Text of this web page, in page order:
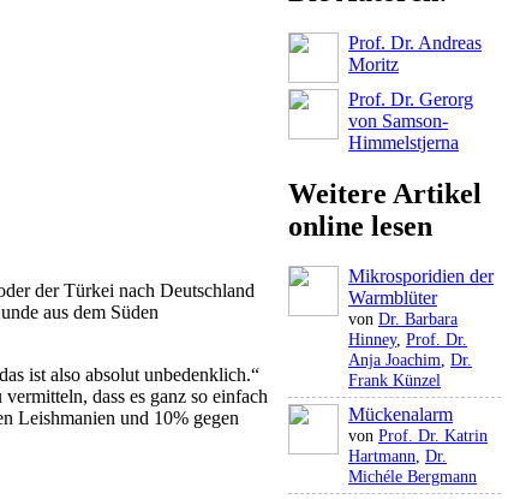
der Türkei nach Deutschland
aus dem Süden
ist also absolut unbedenklich.“
dass es ganz so einfach
Leishmanien und 10% gegen
Prof. Dr. Andreas
Moritz
Prof. Dr. Gerorg
von Samson-
Himmelstjerna
Weitere Artikel
online lesen
Mikrosporidien der
Warmblüter
von Dr. Barbara
Hinney, Prof. Dr.
Anja Joachim, Dr.
Frank Künzel
Mückenalarm
von Prof. Dr. Katrin
Hartmann, Dr.
Michéle Bergmann